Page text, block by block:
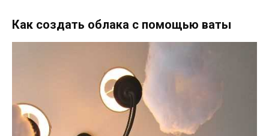
Как создать облака с помощью ваты